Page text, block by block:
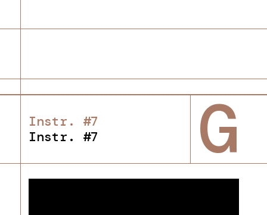
Instr. #7
Instr. #7
G